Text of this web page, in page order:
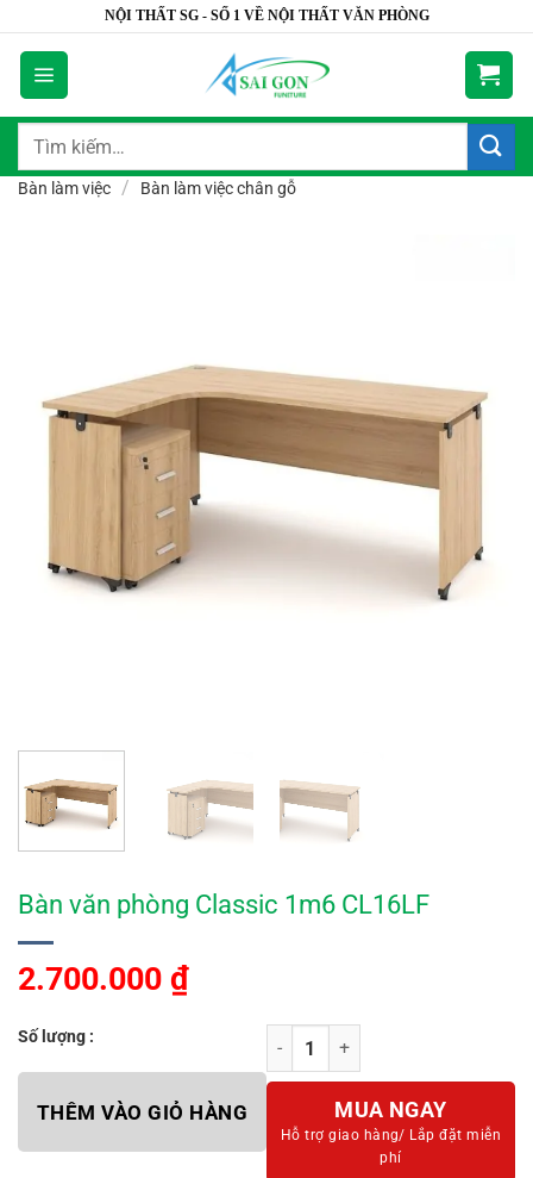
dung
NỘI THẤT SG - SỐ 1 VỀ NỘI THẤT VĂN PHÒNG
Tìm
Bàn làm việc / Bàn làm việc chân gỗ
Bàn văn phòng Classic 1m6 CL16LF
2.700.000 ₫
Số lượng : Bàn văn phòng Classic 1m6
THÊM VÀO GIỎ HÀNG MUA NGAY
Hỗ trợ giao hàng/ Lắp đặt miễn
phí